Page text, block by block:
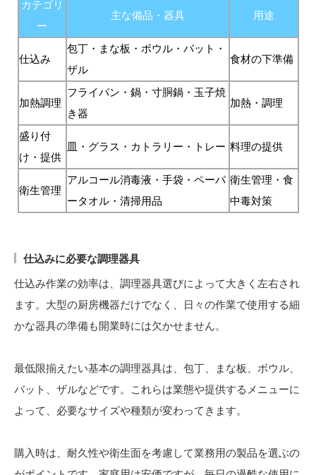
カテゴリ
ー
主な備品・器具 用途
仕込み
包丁・まな板・ボウル・バット・
ザル
食材の下準備
加熱調理
フライパン・鍋・寸胴鍋・玉子焼
き器
加熱・調理
盛り付
け・提供
皿・グラス・カトラリー・トレー 料理の提供
衛生管理
アルコール消毒液・手袋・ペーパ
ータオル・清掃用品
衛生管理・食
中毒対策
仕込みに必要な調理器具
仕込み作業の効率は、調理器具選びによって大きく左右され
ます。大型の厨房機器だけでなく、日々の作業で使用する細
かな器具の準備も開業時には欠かせません。
最低限揃えたい基本の調理器具は、包丁、まな板、ボウル、
バット、ザルなどです。これらは業態や提供するメニューに
よって、必要なサイズや種類が変わってきます。
購入時は、耐久性や衛生面を考慮して業務用の製品を選ぶの